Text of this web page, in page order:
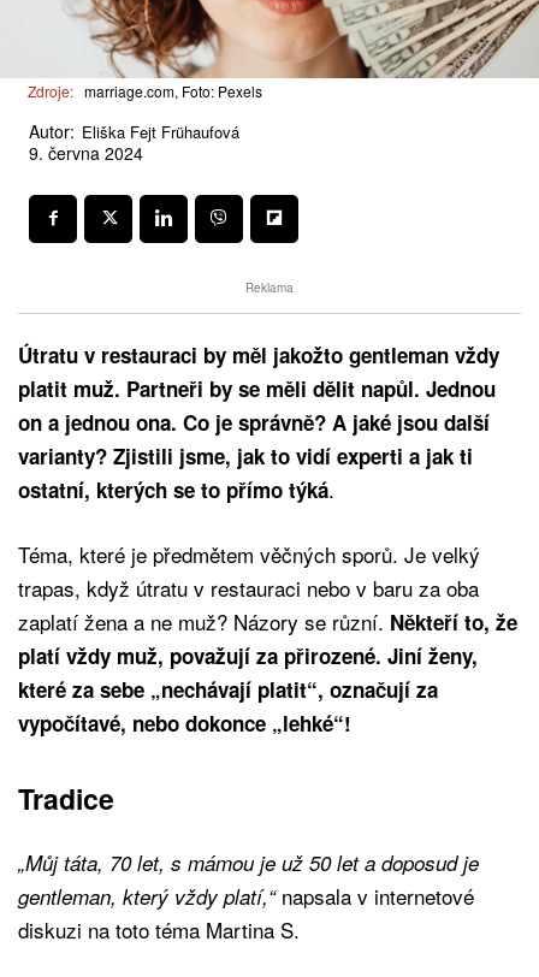
Zdroje: marriage.com, Foto: Pexels
Autor: Eliška Fejt Frühaufová
9. června 2024
Reklama
Útratu v restauraci by měl jakožto gentleman vždy
platit muž. Partneři by se měli dělit napůl. Jednou
on a jednou ona. Co je správně? A jaké jsou další
varianty? Zjistili jsme, jak to vidí experti a jak ti
ostatní, kterých se to přímo týká.
Téma, které je předmětem věčných sporů. Je velký
trapas, když útratu v restauraci nebo v baru za oba
zaplatí žena a ne muž? Názory se různí. Někteří to, že
platí vždy muž, považují za přirozené. Jiní ženy,
které za sebe „nechávají platit“, označují za
vypočítavé, nebo dokonce „lehké“!
Tradice
„Můj táta, 70 let, s mámou je už 50 let a doposud je
gentleman, který vždy platí,“ napsala v internetové
diskuzi na toto téma Martina S.